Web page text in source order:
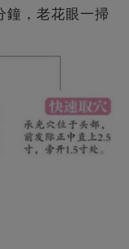
鐘，老花眼一掃